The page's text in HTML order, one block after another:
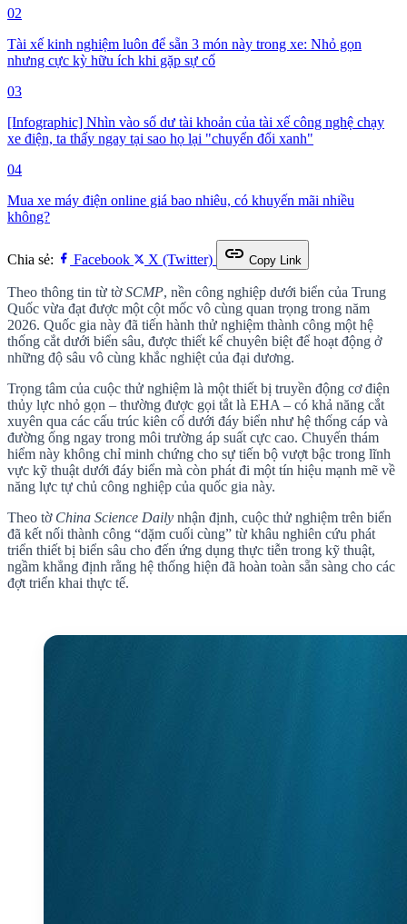
02
Tài xế kinh nghiệm luôn để sẵn 3 món này trong xe: Nhỏ gọn
nhưng cực kỳ hữu ích khi gặp sự cố
03
[Infographic] Nhìn vào số dư tài khoản của tài xế công nghệ chạy
xe điện, ta thấy ngay tại sao họ lại "chuyển đổi xanh"
04
Mua xe máy điện online giá bao nhiêu, có khuyến mãi nhiều
không?
Chia sẻ: Facebook X (Twitter) link Copy Link
Theo thông tin từ tờSCMP, nền công nghiệp dưới biển của Trung
Quốc vừa đạt được một cột mốc vô cùng quan trọng trong năm
2026. Quốc gia này đã tiến hành thử nghiệm thành công một hệ
thống cắt dưới biển sâu, được thiết kế chuyên biệt để hoạt động ở
những độ sâu vô cùng khắc nghiệt của đại dương.
Trọng tâm của cuộc thử nghiệm là một thiết bị truyền động cơ điện
thủy lực nhỏ gọn – thường được gọi tắt là EHA – có khả năng cắt
xuyên qua các cấu trúc kiên cố dưới đáy biển như hệ thống cáp và
đường ống ngay trong môi trường áp suất cực cao. Chuyến thám
hiểm này không chỉ minh chứng cho sự tiến bộ vượt bậc trong lĩnh
vực kỹ thuật dưới đáy biển mà còn phát đi một tín hiệu mạnh mẽ về
năng lực tự chủ công nghiệp của quốc gia này.
Theo tờ China Science Daily nhận định, cuộc thử nghiệm trên biển
đã kết nối thành công “dặm cuối cùng” từ khâu nghiên cứu phát
triển thiết bị biển sâu cho đến ứng dụng thực tiễn trong kỹ thuật,
ngầm khẳng định rằng hệ thống hiện đã hoàn toàn sẵn sàng cho các
đợt triển khai thực tế.